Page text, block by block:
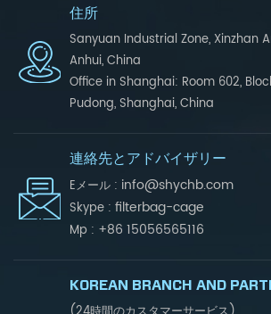
住所
Sanyuan Industrial Zone, Xinzhan
Anhui, China
Office in Shanghai: Room 602,
Pudong, Shanghai, China
連絡先とアドバイザリー
Eメール : info@shychb.com
Skype : filterbag-cage
Mp : +86 15056565116
KOREAN BRANCH AND